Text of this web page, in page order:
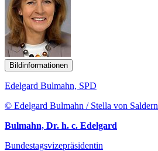
Bildinformationen
Edelgard Bulmahn, SPD
© Edelgard Bulmahn / Stella von Saldern
Bulmahn, Dr. h. c. Edelgard
Bundestagsvizepräsidentin